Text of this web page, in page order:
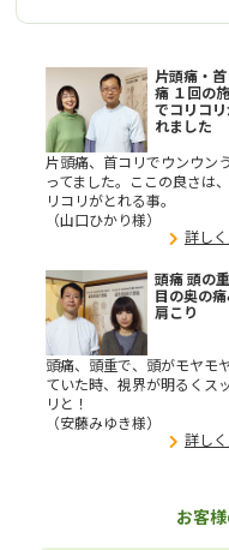
片頭痛・
痛 １回の
でコリコ
れました
片頭痛、首コリでウンウン
ってました。ここの良さは
リコリがとれる事。
（山口ひかり様）
詳し
頭痛 頭の
目の奥の
肩こり
頭痛、頭重で、頭がモヤモ
ていた時、視界が明るくス
リと！
（安藤みゆき様）
詳し
お客